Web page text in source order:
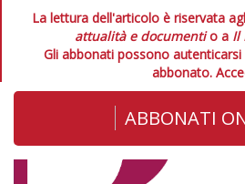
La lettura dell'articolo è riservata
attualità e documentio a Il
Gli abbonati possono
abbonato.
ABBONATI